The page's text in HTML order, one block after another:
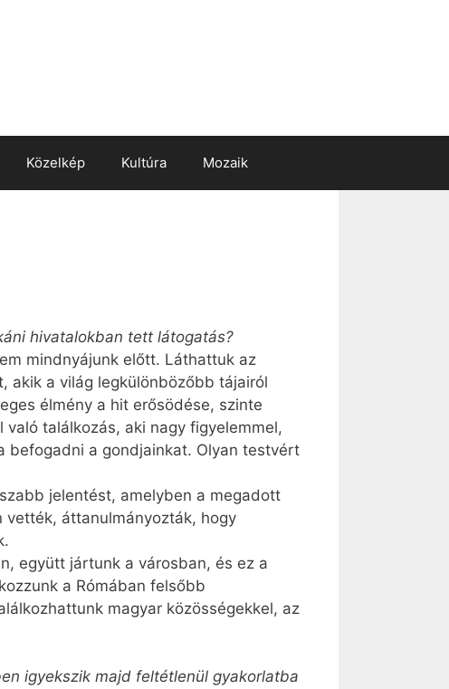
Közelkép Kultúra Mozaik
hivatalokban tett látogatás?
mindnyájunk előtt. Láthattuk az
akik a világ legkülönbözőbb tájairól
élmény a hit erősödése, szinte
találkozás, aki nagy figyelemmel,
befogadni a gondjainkat. Olyan testvért
jelentést, amelyben a megadott
áttanulmányozták, hogy
együtt jártunk a városban, és ez a
a Rómában felsőbb
magyar közösségekkel, az
igyekszik majd feltétlenül gyakorlatba